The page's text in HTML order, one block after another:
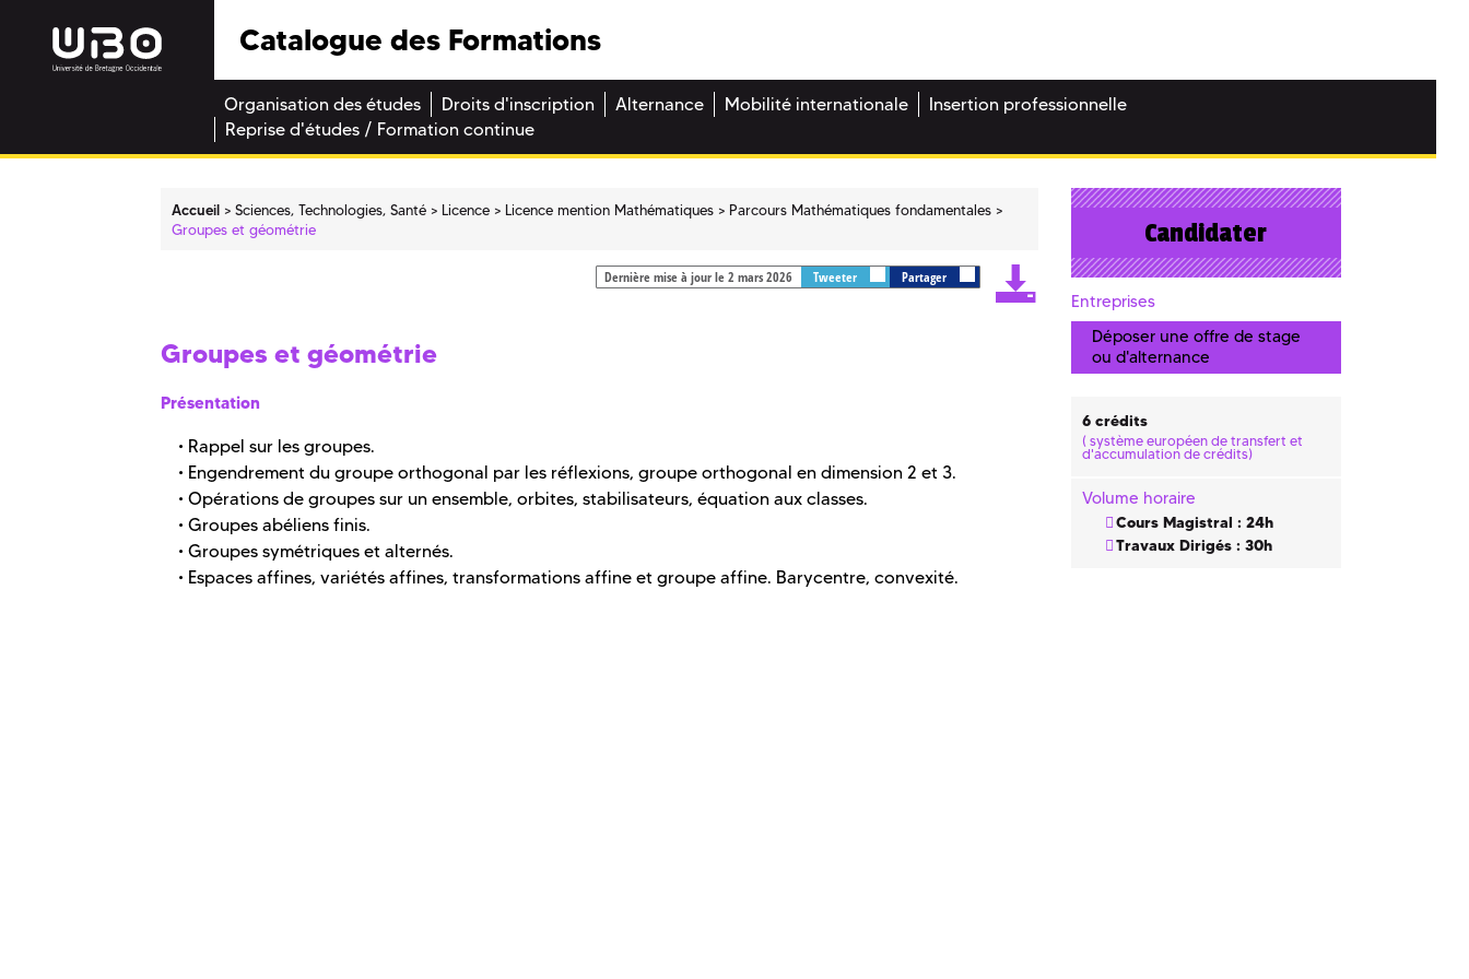
Catalogue des Formations
Organisation des études Droits d'inscription Alternance Mobilité internationale
Insertion professionnelle
Reprise d'études / Formation continue
Accueil Sciences, Technologies, Santé Licence Licence mention Mathématiques
Parcours Mathématiques fondamentales
Groupes et géométrie
Dernière mise à jour le 2 mars 2026 Tweeter Partager
Groupes et géométrie
Présentation
• Rappel sur les groupes.
• Engendrement du groupe orthogonal par les réflexions, groupe orthogonal en dimension 2 et 3.
• Opérations de groupes sur un ensemble, orbites, stabilisateurs, équation aux classes.
• Groupes abéliens finis.
• Groupes symétriques et alternés.
• Espaces affines, variétés affines, transformations affine et groupe affine. Barycentre, convexité.
Candidater
Entreprises
Déposer une offre de stage
ou d'alternance
6 crédits
( système européen de transfert et
d'accumulation de crédits)
Volume horaire
Cours Magistral : 24h
Travaux Dirigés : 30h